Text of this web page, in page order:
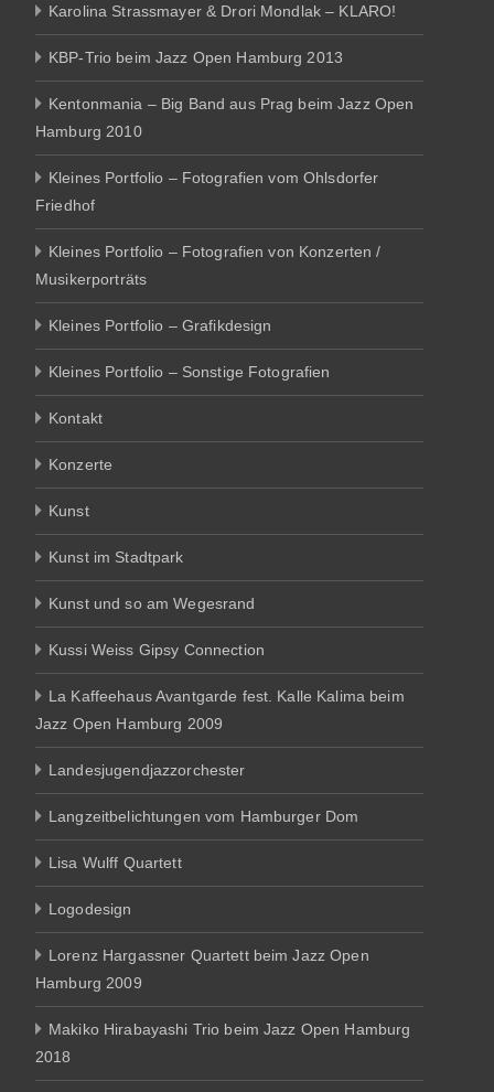
Karolina Strassmayer & Drori Mondlak – KLARO!
KBP-Trio beim Jazz Open Hamburg 2013
Kentonmania – Big Band aus Prag beim Jazz Open
Hamburg 2010
Kleines Portfolio – Fotografien vom Ohlsdorfer
Friedhof
Kleines Portfolio – Fotografien von Konzerten /
Musikerporträts
Kleines Portfolio – Grafikdesign
Kleines Portfolio – Sonstige Fotografien
Kontakt
Konzerte
Kunst
Kunst im Stadtpark
Kunst und so am Wegesrand
Kussi Weiss Gipsy Connection
La Kaffeehaus Avantgarde fest. Kalle Kalima beim
Jazz Open Hamburg 2009
Landesjugendjazzorchester
Langzeitbelichtungen vom Hamburger Dom
Lisa Wulff Quartett
Logodesign
Lorenz Hargassner Quartett beim Jazz Open
Hamburg 2009
Makiko Hirabayashi Trio beim Jazz Open Hamburg
2018